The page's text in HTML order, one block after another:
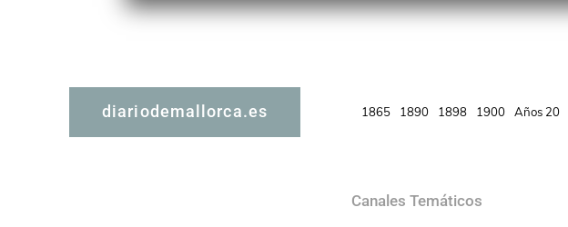
diariodemallorca.es 1865 1890 1898 1900 Años 20
Canales Temáticos